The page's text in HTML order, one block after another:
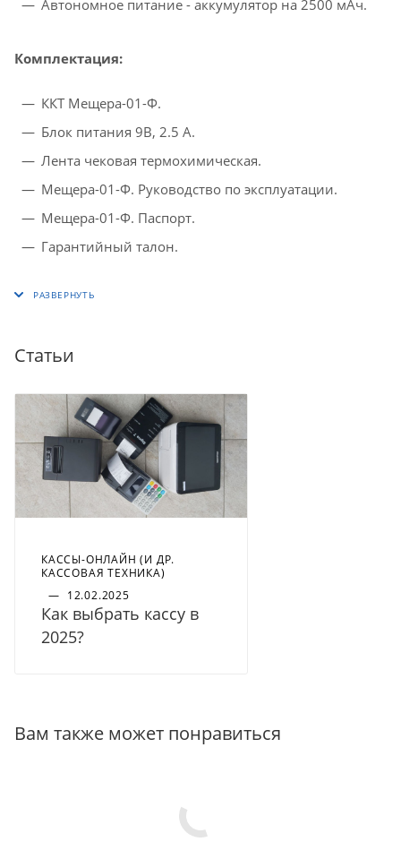
Автономное питание - аккумулятор на 2500 мАч.
Комплектация:
ККТ Мещера-01-Ф.
Блок питания 9В, 2.5 А.
Лента чековая термохимическая.
Мещера-01-Ф. Руководство по эксплуатации.
Мещера-01-Ф. Паспорт.
Гарантийный талон.
Статьи
КАССЫ-ОНЛАЙН (И ДР.
КАССОВАЯ ТЕХНИКА)
— 12.02.2025
Как выбрать кассу в
2025?
Вам также может понравиться